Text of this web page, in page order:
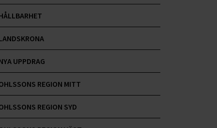
UPPDRAG
REGION MITT
REGION SYD